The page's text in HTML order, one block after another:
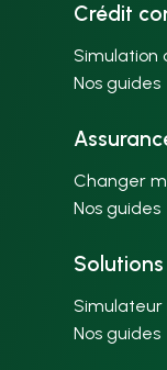
Crédit
Simulation
Nos guides
Changer
Nos guides
Nos guides